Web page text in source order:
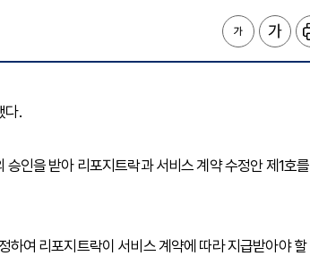
다.
인을 받아 리포지트락과 서비스 계약 수정안 제1호를
하여 리포지트락이 서비스 계약에 따라 지급받아야 할